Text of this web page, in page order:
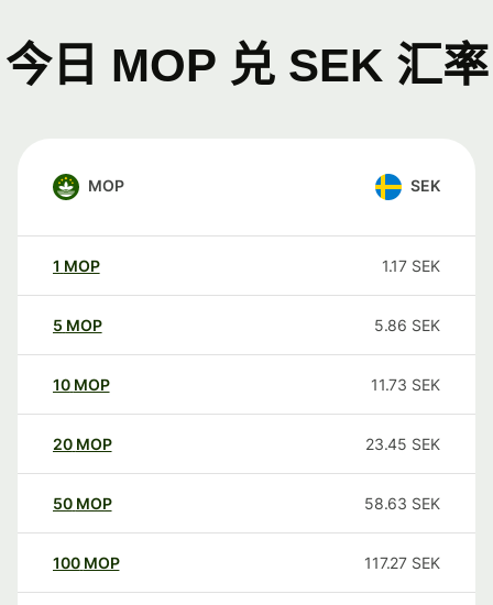
今日 MOP 兑 SEK 汇率
MOP SEK
1 MOP 1.17 SEK
5 MOP 5.86 SEK
10 MOP 11.73 SEK
20 MOP 23.45 SEK
50 MOP 58.63 SEK
100 MOP 117.27 SEK